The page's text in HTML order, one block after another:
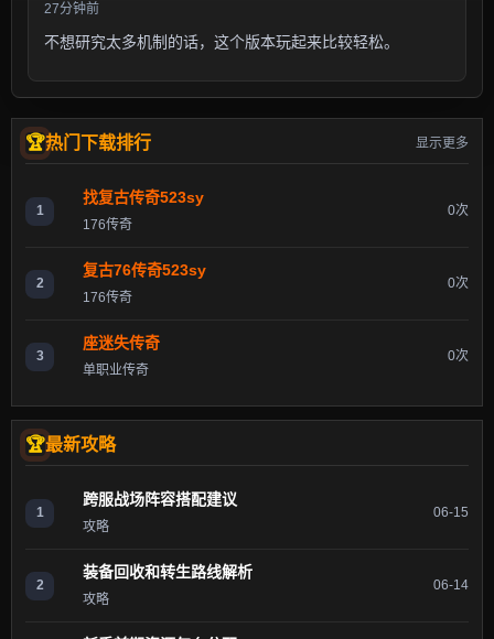
27分钟前
不想研究太多机制的话，这个版本玩起来比较轻松。
热门下载排行 显示更多
1
找复古传奇523sy
176传奇
0次
2
复古76传奇523sy
176传奇
0次
3
座迷失传奇
单职业传奇
0次
最新攻略
1
跨服战场阵容搭配建议
攻略
06-15
2
装备回收和转生路线解析
攻略
06-14